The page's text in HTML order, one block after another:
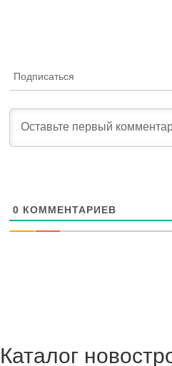
Подписаться
0 КОММЕНТАРИЕВ
Каталог